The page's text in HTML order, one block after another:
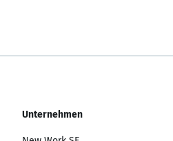
Unternehmen